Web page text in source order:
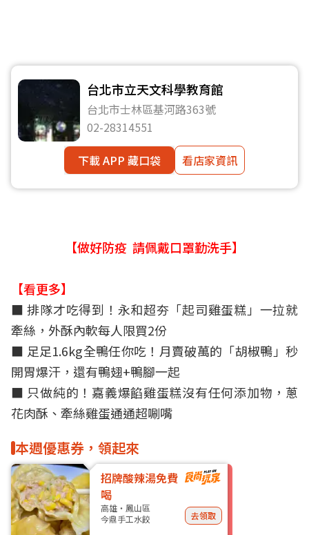
台北市立天文科學教育館
台北市士林區基河路363號
02-28314551
下載 APP 藏口袋
看店家資訊
【做好防疫 請佩戴口罩勤洗手】
【看更多】
■排隊才吃得到！永和超夯「起司雞蛋糕」一拉就
牽絲，外酥內軟每人限買2份
■ 足足1.6kg全鴨任你吃！月賣破萬的「胡椒鴨」秒
開胃爆汗，還有鴨翅+鴨腳一起
■ 只做純的！嘉義爆餡雞蛋糕沒有任何添加物，蔥
花肉酥、牽絲雞蛋通通超唰嘴
本週優惠券，領起來
招牌酸辣湯免費
喝
高雄・鳳山區
今鼎手工水餃
去領取